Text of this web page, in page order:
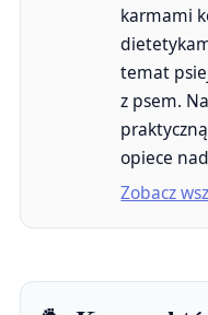
karmami
temat
z psem.
opiece
Zobacz